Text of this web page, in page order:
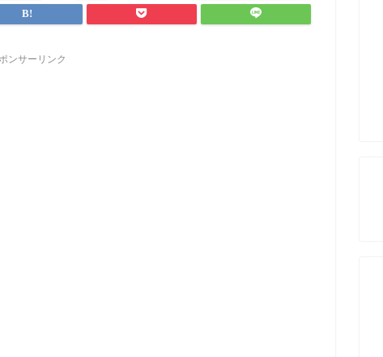
ンサーリンク